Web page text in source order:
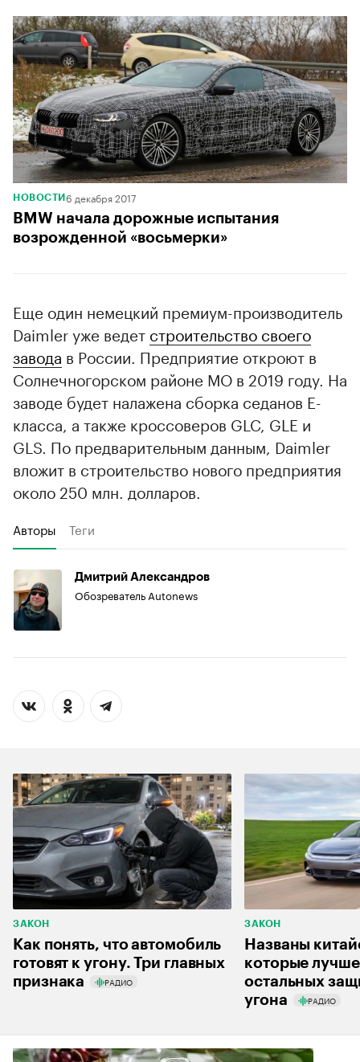
НОВОСТИ 6 декабря 2017
BMW начала дорожные испытания
возрожденной «восьмерки»
Еще один немецкий премиум-производитель
Daimler уже ведет строительство своего
завода в России. Предприятие откроют в
Солнечногорском районе МО в 2019 году. На
заводе будет налажена сборка седанов Е-
класса, а также кроссоверов GLC, GLE и
GLS. По предварительным данным, Daimler
вложит в строительство нового предприятия
около 250 млн. долларов.
Авторы Теги
Дмитрий Александров
Обозреватель Autonews
ЗАКОН
Как понять, что автомобиль
готовят к угону. Три главных
признака
РАДИО
ЗАКОН
Названы
которые
остальных
угона
РАДИО